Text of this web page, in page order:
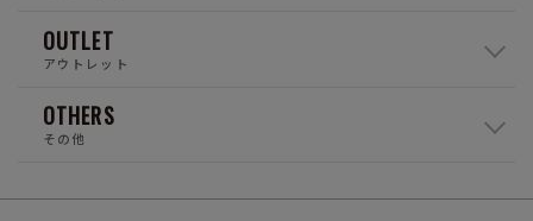
OUTLET
アウトレット
OTHERS
その他